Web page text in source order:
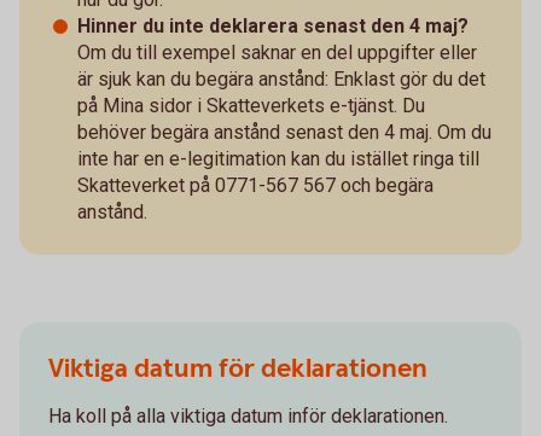
Hinner du inte deklarera senast den 4 maj?
Om du till exempel saknar en del uppgifter eller
är sjuk kan du begära anstånd: Enklast gör du det
på Mina sidor i Skatteverkets e-tjänst. Du
behöver begära anstånd senast den 4 maj. Om du
inte har en e-legitimation kan du istället ringa till
Skatteverket på 0771-567 567 och begära
anstånd.
Viktiga datum för deklarationen
Ha koll på alla viktiga datum inför deklarationen.